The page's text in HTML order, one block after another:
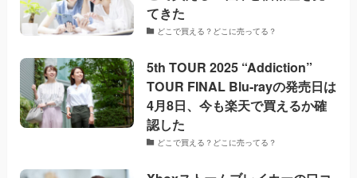
てきた
どこで買える？どこに売ってる？
5th TOUR 2025 “Addiction”
TOUR FINAL Blu-rayの発売日は
4月8日、今も楽天で買えるか確
認した
どこで買える？どこに売ってる？